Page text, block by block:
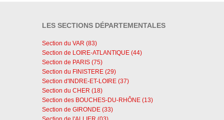
LES SECTIONS DÉPARTEMENTALES
Section du VAR (83)
Section de LOIRE-ATLANTIQUE (44)
Section de PARIS (75)
Section du FINISTERE (29)
Section d'INDRE-ET-LOIRE (37)
Section du CHER (18)
Section des BOUCHES-DU-RHÔNE (13)
Section de GIRONDE (33)